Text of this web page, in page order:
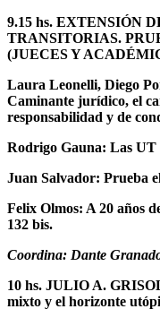
9.15 hs. EXTENSIÓN
TRANSITORIAS.
(JUECES Y
Laura Leonelli, Diego
Caminante jurídico, el
responsabilidad y de
Rodrigo Gauna: Las UT
Juan Salvador: Prueba
Felix Olmos: A 20 años
132 bis.
Coordina: Dante
10 hs. JULIO A.
mixto y el horizonte